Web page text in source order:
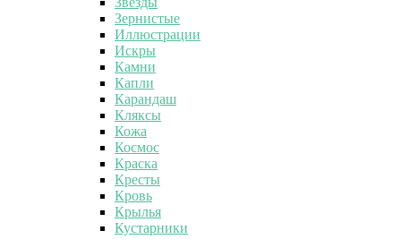
Зернистые
Иллюстрации
Искры
Камни
Капли
Карандаш
Кляксы
Кожа
Космос
Краска
Кресты
Кровь
Крылья
Кустарники